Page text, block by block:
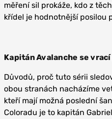
měření sil prokáže, kdo z
křídel je hodnotnější posilou
Kapitán Avalanche se
Důvodů, proč tuto sérii
obou stranách nacházíme
kteří mají možná poslední
Coloradu je to kapitán